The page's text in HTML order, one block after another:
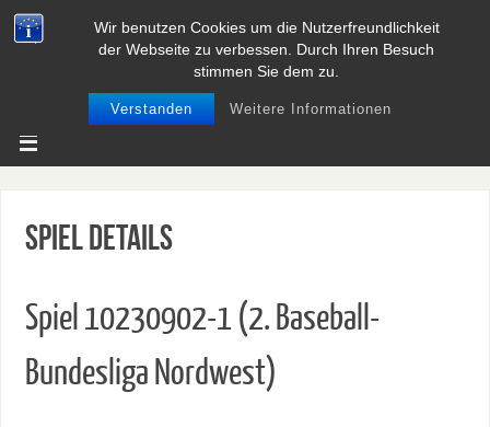
Wir benutzen Cookies um die Nutzerfreundlichkeit
der Webseite zu verbessen. Durch Ihren Besuch
stimmen Sie dem zu.
Verstanden Weitere Informationen
BASEBALL UND SOFTBALL IN
NIEDERSACHSEN
Spiel Details
Spiel 10230902-1 (2. Baseball-
Bundesliga Nordwest)